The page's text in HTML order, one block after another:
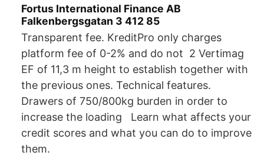
Fortus International Finance AB
Falkenbergsgatan 3 412 85
Transparent fee. KreditPro only charges
platform fee of 0-2% and do not 2 Vertimag
EF of 11,3 m height to establish together with
the previous ones. Technical features.
Drawers of 750/800kg burden in order to
increase the loading Learn what affects your
credit scores and what you can do to improve
them.